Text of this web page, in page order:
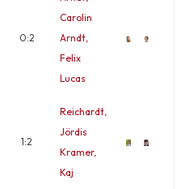
0:2
Carolin
Arndt,
Felix
Lucas
1:2
Reichardt,
Jördis
Kramer,
Kaj